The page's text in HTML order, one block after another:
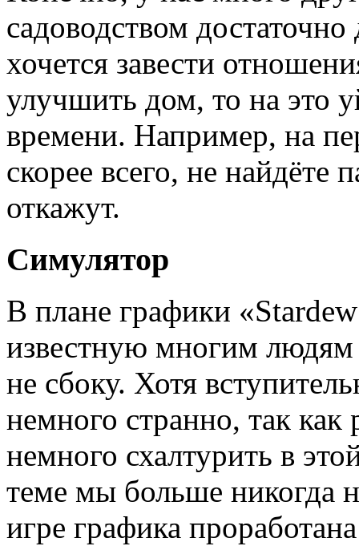
садоводством
хочется завести
улучшить дом, то на это
времени. Например, на
скорее всего, не найдёте
откажут.
Симулятор
В плане графики
известную многим людям
не сбоку. Хотя
немного странно, так
немного схалтурить в
теме мы больше никогда
игре графика